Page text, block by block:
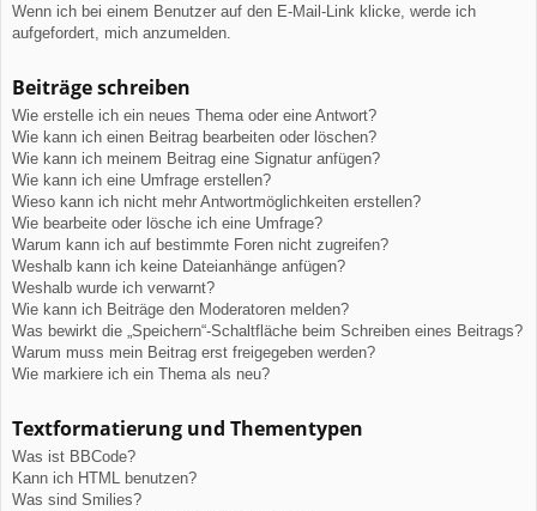
Wenn ich bei einem Benutzer auf den E-Mail-Link klicke, werde ich
aufgefordert, mich anzumelden.
Beiträge schreiben
Wie erstelle ich ein neues Thema oder eine Antwort?
Wie kann ich einen Beitrag bearbeiten oder löschen?
Wie kann ich meinem Beitrag eine Signatur anfügen?
Wie kann ich eine Umfrage erstellen?
Wieso kann ich nicht mehr Antwortmöglichkeiten erstellen?
Wie bearbeite oder lösche ich eine Umfrage?
Warum kann ich auf bestimmte Foren nicht zugreifen?
Weshalb kann ich keine Dateianhänge anfügen?
Weshalb wurde ich verwarnt?
Wie kann ich Beiträge den Moderatoren melden?
Was bewirkt die „Speichern“-Schaltfläche beim Schreiben eines Beitrags?
Warum muss mein Beitrag erst freigegeben werden?
Wie markiere ich ein Thema als neu?
Textformatierung und Thementypen
Was ist BBCode?
Kann ich HTML benutzen?
Was sind Smilies?